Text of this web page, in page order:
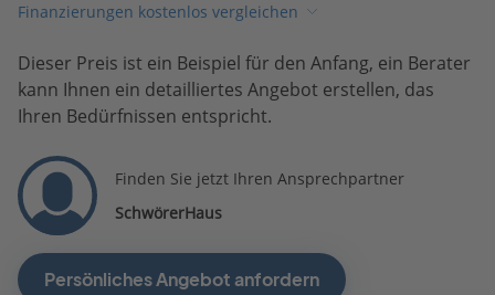
Finanzierungen kostenlos vergleichen
Dieser Preis ist ein Beispiel für den Anfang, ein Berater
kann Ihnen ein detailliertes Angebot erstellen, das
Ihren Bedürfnissen entspricht.
Finden Sie jetzt Ihren Ansprechpartner
SchwörerHaus
Persönliches Angebot anfordern